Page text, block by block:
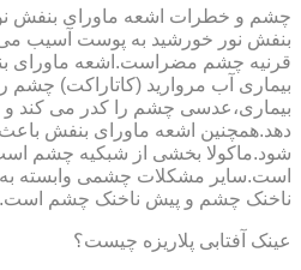
چشم و خطرات اشعه ماورای بنفش
بنفش نور خورشید به پوست آسیب
بیماری آب مروارید (کاتاراکت) چشم
بیماری،عدسی چشم را کدر می کند و
دهد.همچنین اشعه ماورای بنفش
شود.ماکولا بخشی از شبکیه چشم
است.سایر مشکلات چشمی وابسته
ناخنک چشم و پیش ناخنک چشم است.
عینک آفتابی پلاریزه چیست؟